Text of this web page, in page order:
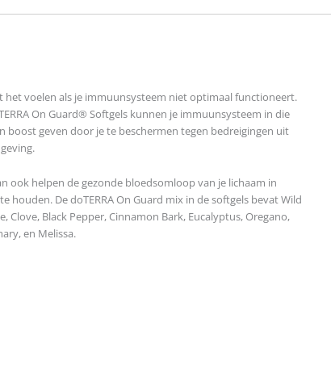
het voelen als je immuunsysteem niet optimaal functioneert.
On Guard® Softgels kunnen je immuunsysteem in die
boost geven door je te beschermen tegen bedreigingen uit
ook helpen de gezonde bloedsomloop van je lichaam in
houden. De doTERRA On Guard mix in de softgels bevat Wild
Clove, Black Pepper, Cinnamon Bark, Eucalyptus, Oregano,
en Melissa.